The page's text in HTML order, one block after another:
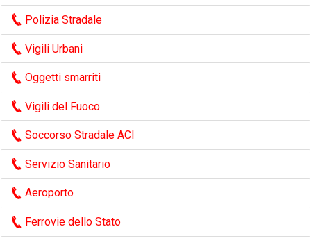
Polizia Stradale
Vigili Urbani
Oggetti smarriti
Vigili del Fuoco
Soccorso Stradale ACI
Servizio Sanitario
Aeroporto
Ferrovie dello Stato